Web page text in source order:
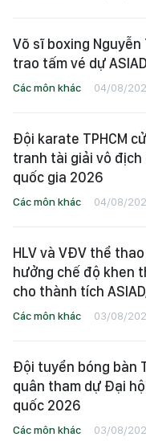
Võ sĩ boxing
trao tấm vé dự
Các môn khác 04/08/
Đội karate TPHCM
tranh tài giải vô địch
quốc gia 2026
Các môn khác 04/08/
HLV và VĐV thể thao
hưởng chế độ khen
cho thành tích
Các môn khác 03/08/
Đội tuyển bóng bàn
quân tham dự Đại
quốc 2026
Các môn khác 03/08/